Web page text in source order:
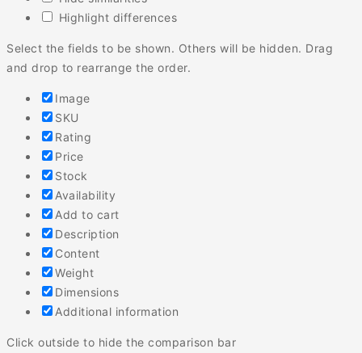
Highlight differences
Select the fields to be shown. Others will be hidden. Drag
and drop to rearrange the order.
Image
SKU
Rating
Price
Stock
Availability
Add to cart
Description
Content
Weight
Dimensions
Additional information
Click outside to hide the comparison bar